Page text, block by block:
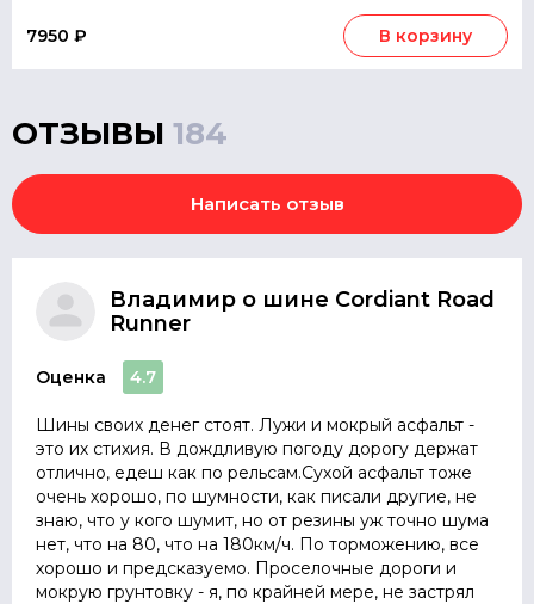
7950 ₽ В корзину
ОТЗЫВЫ 184
Написать отзыв
Владимир о шине Cordiant Road
Runner
Оценка 4.7
Шины своих денег стоят. Лужи и мокрый асфальт -
это их стихия. В дождливую погоду дорогу держат
отлично, едеш как по рельсам.Сухой асфальт тоже
очень хорошо, по шумности, как писали другие, не
знаю, что у кого шумит, но от резины уж точно шума
нет, что на 80, что на 180км/ч. По торможению, все
хорошо и предсказуемо. Проселочные дороги и
мокрую грунтовку - я, по крайней мере, не застрял